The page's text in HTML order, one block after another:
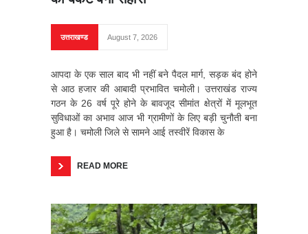
उत्तराखण्ड August 7, 2026
आपदा के एक साल बाद भी नहीं बने पैदल मार्ग, सड़क बंद होने
से आठ हजार की आबादी प्रभावित चमोली। उत्तराखंड राज्य
गठन के 26 वर्ष पूरे होने के बावजूद सीमांत क्षेत्रों में मूलभूत
सुविधाओं का अभाव आज भी ग्रामीणों के लिए बड़ी चुनौती बना
हुआ है। चमोली जिले से सामने आई तस्वीरें विकास के
READ MORE